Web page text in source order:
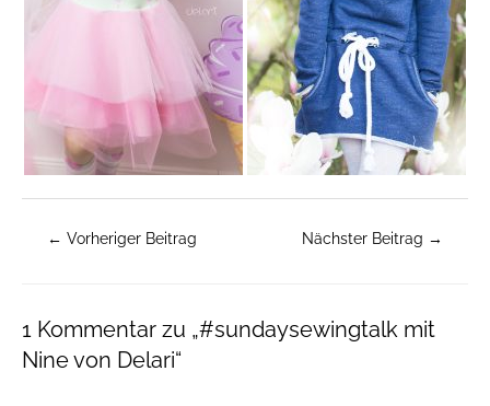
← Vorheriger Beitrag Nächster Beitrag →
1 Kommentar zu „#sundaysewingtalk mit
Nine von Delari“